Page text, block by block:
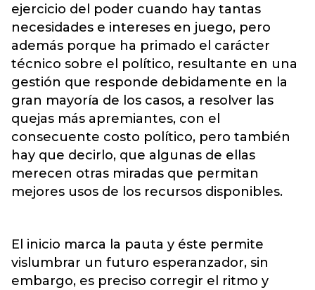
ejercicio del poder cuando hay tantas
necesidades e intereses en juego, pero
además porque ha primado el carácter
técnico sobre el político, resultante en una
gestión que responde debidamente en la
gran mayoría de los casos, a resolver las
quejas más apremiantes, con el
consecuente costo político, pero también
hay que decirlo, que algunas de ellas
merecen otras miradas que permitan
mejores usos de los recursos disponibles.
El inicio marca la pauta y éste permite
vislumbrar un futuro esperanzador, sin
embargo, es preciso corregir el ritmo y